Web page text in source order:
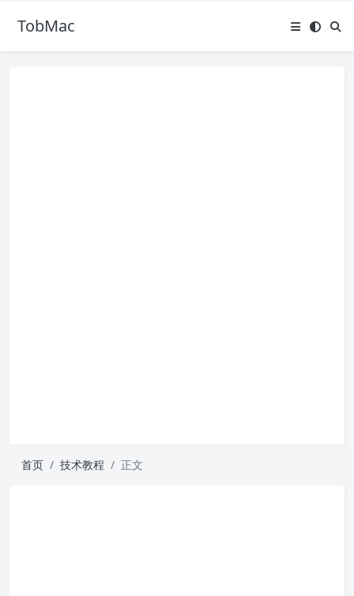
TobMac
首页 技术教程 正文